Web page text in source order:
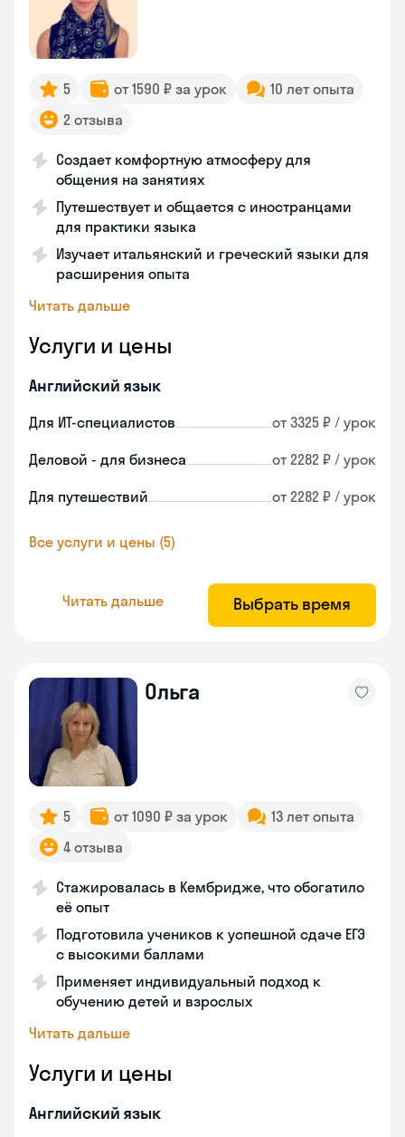
5 от 1590 ₽ за урок
10 лет опыта
2 отзыва
Создает комфортную атмосферу для
общения на занятиях
Путешествует и общается с иностранцами
для практики языка
Изучает итальянский и греческий языки для
расширения опыта
Читать дальше
Услуги и цены
Английский язык
Для ИТ-специалистов от 3325 ₽ / урок
Деловой - для бизнеса от 2282 ₽ / урок
Для путешествий от 2282 ₽ / урок
Все услуги и цены (5)
Читать дальше Выбрать время
Ольга
5 от 1090 ₽ за урок
13 лет опыта
4 отзыва
Стажировалась в Кембридже, что обогатило
её опыт
Подготовила учеников к успешной сдаче ЕГЭ
с высокими баллами
Применяет индивидуальный подход к
обучению детей и взрослых
Читать дальше
Услуги и цены
Английский язык